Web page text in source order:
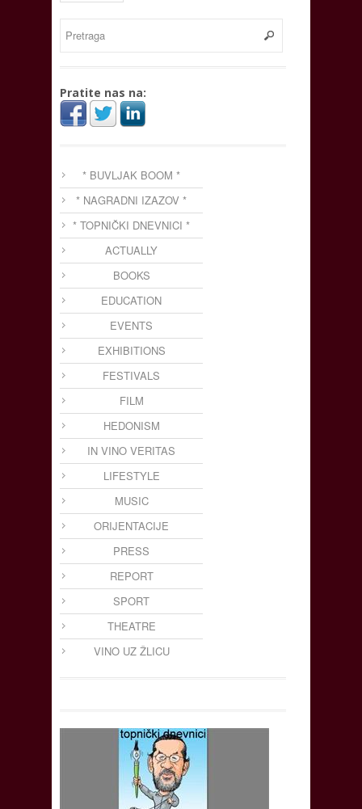
Pratite nas na:
* BUVLJAK BOOM *
* NAGRADNI IZAZOV *
* TOPNIČKI DNEVNICI *
ACTUALLY
BOOKS
EDUCATION
EVENTS
EXHIBITIONS
FESTIVALS
FILM
HEDONISM
IN VINO VERITAS
LIFESTYLE
MUSIC
ORIJENTACIJE
PRESS
REPORT
SPORT
THEATRE
VINO UZ ŽLICU